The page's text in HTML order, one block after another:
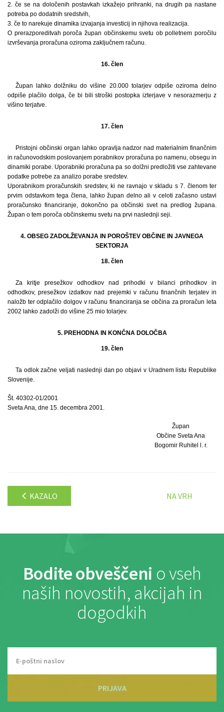
2. če se na določenih postavkah izkažejo prihranki, na drugih pa nastane
potreba po dodatnih sredstvih,
3. če to narekuje dinamika izvajanja investicij in njihova realizacija.
O prerazporeditvah poroča župan občinskemu svetu ob polletnem poročilu
izvrševanja proračuna oziroma zaključnem računu.
16. člen
Župan lahko dolžniku do višine 20.000 tolarjev odpiše oziroma delno
odpiše plačilo dolga, če bi bili stroški postopka izterjave v nesorazmerju z
višino terjatve.
17. člen
Pristojni občinski organ lahko opravlja nadzor nad materialnim finančnim
in računovodskim poslovanjem porabnikov proračuna po namenu, obsegu in
dinamiki porabe. Uporabniki proračuna pa so dolžni predložiti vse zahtevane
podatke potrebe za analizo porabe sredstev.
Uporabnikom proračunskih sredstev, ki ne ravnajo v skladu s 7. členom ter
prvim odstavkom tega člena, lahko župan delno ali v celoti začasno ustavi
proračunsko financiranje, dokončno pa občinski svet na predlog župana.
Župan o tem poroča občinskemu svetu na prvi naslednji seji.
4. OBSEG ZADOLŽEVANJA IN POROŠTEV OBČINE IN JAVNEGA
SEKTORJA
18. člen
Za kritje presežkov odhodkov nad prihodki v bilanci prihodkov in
odhodkov, presežkov izdatkov nad prejemki v računu finančnih terjatev in
naložb ter odplačilo dolgov v računu financiranja se občina za proračun leta
2002 lahko zadolži do višine 25 mio tolarjev.
5. PREHODNA IN KONČNA DOLOČBA
19. člen
Ta odlok začne veljati naslednji dan po objavi v Uradnem listu Republike
Slovenije.
Št. 40302-01/2001
Sveta Ana, dne 15. decembra 2001.
Župan
Občine Sveta Ana
Bogomir Ruhitel l. r.
KAZALO NA VRH
Bodite obveščeni o vseh
naših novostih, akcijah in
dogodkih
PRIJAVA